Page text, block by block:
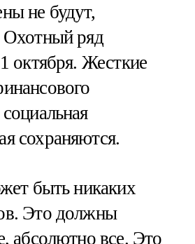
не будут,
Охотный ряд
октября. Жесткие
сохраняются.
быть никаких
Это должны
абсолютно все. Это